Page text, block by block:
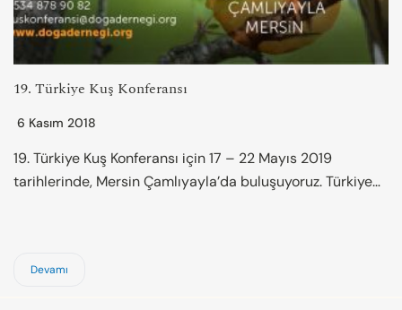
19. Türkiye Kuş Konferansı
6 Kasım 2018
19. Türkiye Kuş Konferansı için 17 – 22 Mayıs 2019
tarihlerinde, Mersin Çamlıyayla’da buluşuyoruz. Türkiye…
Devamı